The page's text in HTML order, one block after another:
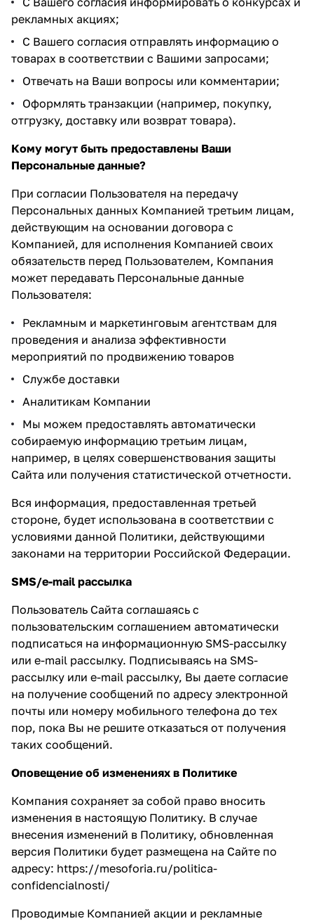
рекламных акциях;
С Вашего согласия отправлять информацию о
товарах в соответствии с Вашими запросами;
Отвечать на Ваши вопросы или комментарии;
Оформлять транзакции (например, покупку,
отгрузку, доставку или возврат товара).
Кому могут быть предоставлены Ваши
Персональные данные?
При согласии Пользователя на передачу
Персональных данных Компанией третьим лицам,
действующим на основании договора с
Компанией, для исполнения Компанией своих
обязательств перед Пользователем, Компания
может передавать Персональные данные
Пользователя:
Рекламным и маркетинговым агентствам для
проведения и анализа эффективности
мероприятий по продвижению товаров
Службе доставки
Аналитикам Компании
Мы можем предоставлять автоматически
собираемую информацию третьим лицам,
например, в целях совершенствования защиты
Сайта или получения статистической отчетности.
Вся информация, предоставленная третьей
стороне, будет использована в соответствии с
условиями данной Политики, действующими
законами на территории Российской Федерации.
SMS/е-mail рассылка
Пользователь Сайта соглашаясь с
пользовательским соглашением автоматически
подписаться на информационную SMS-рассылку
или е-mail рассылку. Подписываясь на SMS-
рассылку или е-mail рассылку, Вы даете согласие
на получение сообщений по адресу электронной
почты или номеру мобильного телефона до тех
пор, пока Вы не решите отказаться от получения
таких сообщений.
Оповещение об изменениях в Политике
Компания сохраняет за собой право вносить
изменения в настоящую Политику. В случае
внесения изменений в Политику, обновленная
версия Политики будет размещена на Сайте по
адресу: https://mesoforia.ru/politica-
confidencialnosti/
Проводимые Компанией акции и рекламные